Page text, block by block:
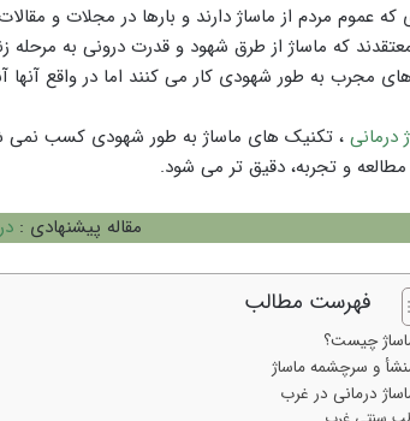
عموم مردم از ماساژ دارند و بارها در مجلات و
که ماساژ از طرق شهود و قدرت درونی به
مجرب به طور شهودی کار می کنند اما در واقع آنها
درمانی ، تکنیک های ماساژ به طور شهودی کسب نمی
و تجربه، دقیق تر می شود.
مقاله پیشنهادی :
فهرست مطالب
چیست؟
و سرچشمه ماساژ
درمانی در غرب